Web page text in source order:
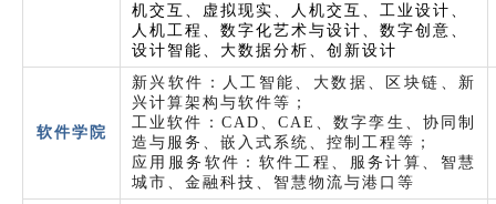
机交互、虚拟现实、人机交互、工业设计、
人机工程、数字化艺术与设计、数字创意、
设计智能、大数据分析、创新设计
软件学院
新兴软件：人工智能、大数据、区块链、新
兴计算架构与软件等；
工业软件：CAD、CAE、数字孪生、协同制
造与服务、嵌入式系统、控制工程等；
应用服务软件：软件工程、服务计算、智慧
城市、金融科技、智慧物流与港口等